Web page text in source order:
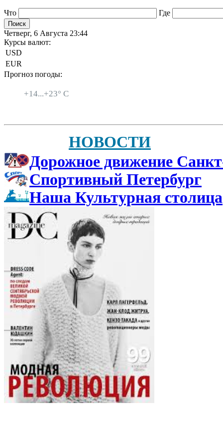
Что Где
Четверг, 6 Августа 23:44
Курсы валют:
USD
EUR
Прогноз погоды:
+14...+23° C
НОВОСТИ
Дорожное движение
Спортивный Петербург
Наша Культурная столица